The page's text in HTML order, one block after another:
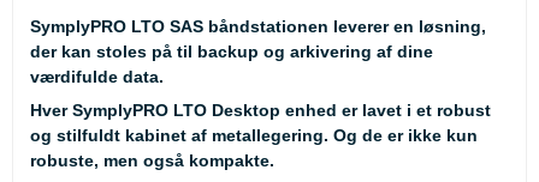
SymplyPRO LTO SAS båndstationen leverer en løsning,
der kan stoles på til backup og arkivering af dine
værdifulde data.
Hver SymplyPRO LTO Desktop enhed er lavet i et robust
og stilfuldt kabinet af metallegering. Og de er ikke kun
robuste, men også kompakte.